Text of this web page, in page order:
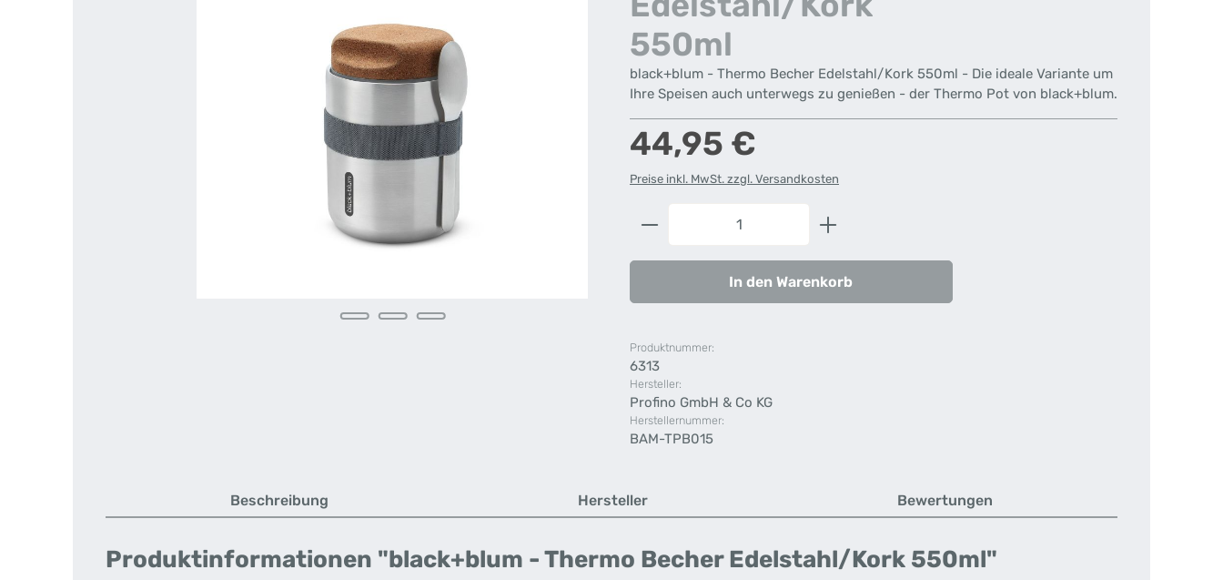
550ml
black+blum - Thermo Becher Edelstahl/Kork 550ml - Die ideale Variante um
Ihre Speisen auch unterwegs zu genießen - der Thermo Pot von black+blum.
Regulärer Preis:
44,95 €
Preise inkl. MwSt. zzgl. Versandkosten
Produkt Anzahl: Gib den gewünschten Wert ein oder
In den Warenkorb
Produktnummer:
6313
Hersteller:
Profino GmbH & Co KG
Herstellernummer:
BAM-TPB015
Beschreibung Hersteller Bewertungen
Produktinformationen "black+blum - Thermo Becher Edelstahl/Kork 550ml"